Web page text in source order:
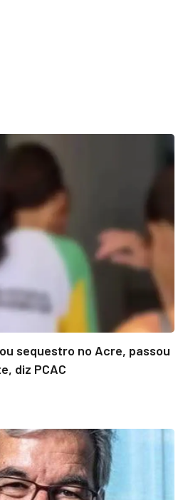
sequestro no Acre, passou
diz PCAC